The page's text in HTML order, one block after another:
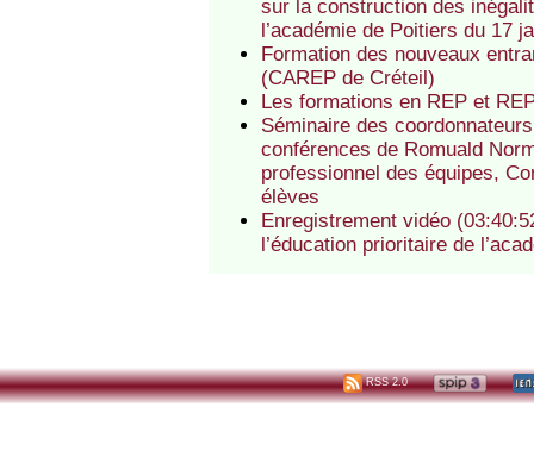
sur la construction des
l’académie de Poitiers du 17
Formation des nouveaux
(CAREP de Créteil)
Les formations en REP et
Séminaire des
conférences de Romuald
professionnel des équipes,
élèves
Enregistrement vidéo
l’éducation prioritaire de
RSS 2.0